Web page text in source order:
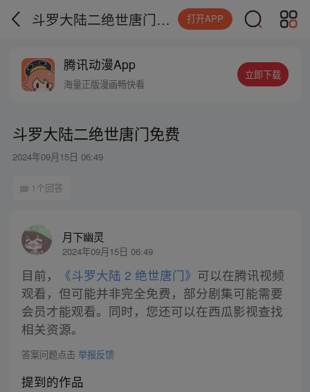
斗罗大陆二绝世唐门免费 打开APP
腾讯动漫App
海量正版漫画畅快看
立即下载
斗罗大陆二绝世唐门免费
2024年09月15日 06:49
1个回答
月下幽灵
2024年09月15日 06:49
目前， 《斗罗大陆 2 绝世唐门》 可以在腾讯视频
观看，但可能并非完全免费，部分剧集可能需要
会员才能观看。同时，您还可以在西瓜影视查找
相关资源。
答案问题点击 举报反馈
提到的作品